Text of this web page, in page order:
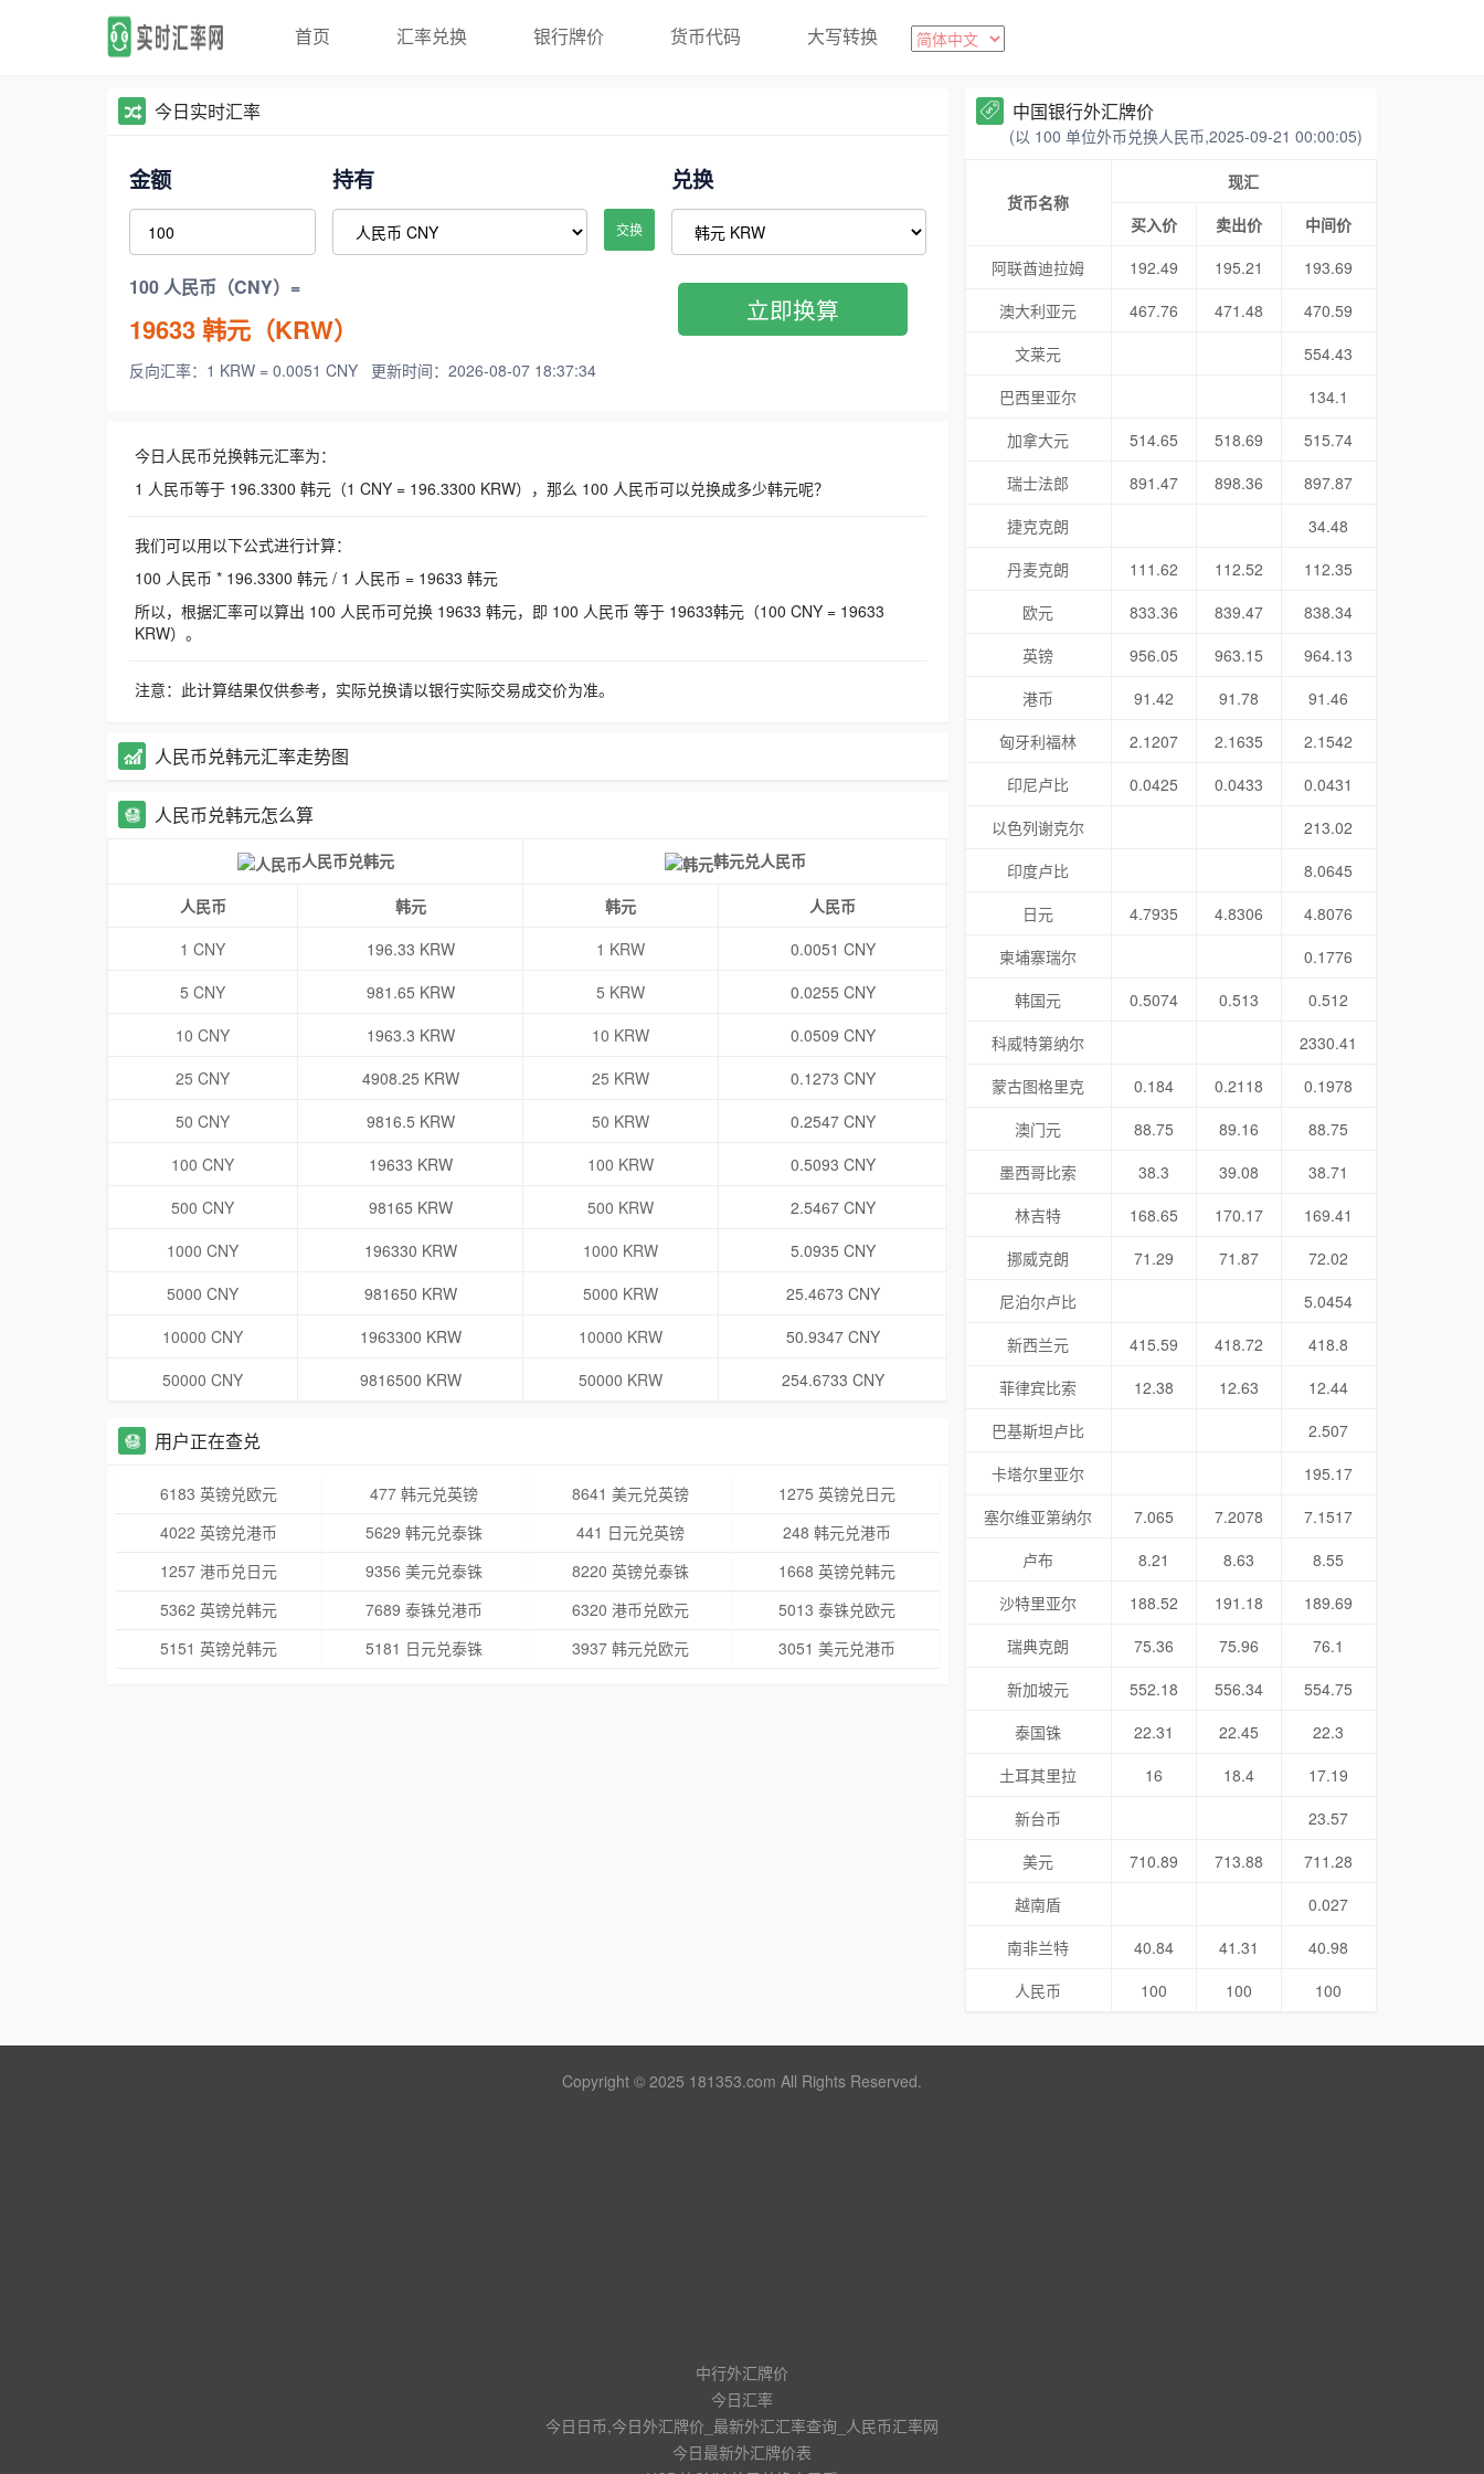
首页 汇率兑换 银行牌价 货币代码 大写转换
今日实时汇率
金额 持有
交换
兑换
100 人民币（CNY）=
19633韩元（KRW）
反向汇率：1 KRW = 0.0051 CNY 更新时间：2026-08-07 18:37:34
立即换算
今日人民币兑换韩元汇率为：
1 人民币等于 196.3300 韩元（1 CNY = 196.3300 KRW），那么 100 人民币可以兑换成多少韩元呢？
我们可以用以下公式进行计算：
100 人民币 * 196.3300 韩元 / 1 人民币 = 19633 韩元
所以，根据汇率可以算出 100 人民币可兑换 19633 韩元，即 100 人民币 等于 19633韩元（100 CNY = 19633
KRW）。
注意：此计算结果仅供参考，实际兑换请以银行实际交易成交价为准。
人民币兑韩元汇率走势图
人民币兑韩元怎么算
人民币兑韩元 韩元兑人民币
人民币 韩元 韩元
人民币
1 CNY
196.33 KRW 1 KRW
0.0051 CNY
5 CNY
981.65 KRW 5 KRW
0.0255 CNY
10 CNY
1963.3 KRW 10 KRW
0.0509 CNY
25 CNY
4908.25 KRW 25 KRW
0.1273 CNY
50 CNY
9816.5 KRW 50 KRW
0.2547 CNY
100 CNY
19633 KRW 100 KRW
0.5093 CNY
500 CNY
98165 KRW 500 KRW
2.5467 CNY
1000 CNY
196330 KRW 1000 KRW
5.0935 CNY
5000 CNY
981650 KRW 5000 KRW
25.4673 CNY
10000 CNY
1963300 KRW 10000 KRW
50.9347 CNY
50000 CNY
9816500 KRW 50000 KRW 254.6733 CNY
用户正在查兑
6183 英镑兑欧元 477 韩元兑英镑 8641 美元兑英镑
1275 英镑兑日元
4022 英镑兑港币
5629 韩元兑泰铢 441 日元兑英镑
248 韩元兑港币
1257 港币兑日元
9356 美元兑泰铢 8220 英镑兑泰铢
1668 英镑兑韩元
5362 英镑兑韩元
7689 泰铢兑港币 6320 港币兑欧元
5013 泰铢兑欧元
5151 英镑兑韩元
5181 日元兑泰铢 3937 韩元兑欧元 3051 美元兑港币
中国银行外汇牌价
(以 100 单位外币兑换人民币,2025-09-21 00:00:05)
货币名称
现汇
买入价
卖出价
中间价
阿联酋迪拉姆
192.49 195.21
193.69
澳大利亚元
467.76 471.48
470.59
文莱元
554.43
巴西里亚尔
134.1
加拿大元
514.65 518.69
515.74
瑞士法郎
891.47 898.36
897.87
捷克克朗
34.48
丹麦克朗
111.62 112.52
112.35
欧元
833.36 839.47
838.34
英镑
956.05 963.15
964.13
港币
91.42 91.78
91.46
匈牙利福林
2.1207 2.1635
2.1542
印尼卢比
0.0425 0.0433
0.0431
以色列谢克尔
213.02
印度卢比
8.0645
日元
4.7935 4.8306
4.8076
柬埔寨瑞尔
0.1776
韩国元
0.5074 0.513
0.512
科威特第纳尔
2330.41
蒙古图格里克
0.184 0.2118
0.1978
澳门元
88.75 89.16
88.75
墨西哥比索
38.3 39.08
38.71
林吉特
168.65 170.17
169.41
挪威克朗
71.29 71.87
72.02
尼泊尔卢比
5.0454
新西兰元
415.59 418.72
418.8
菲律宾比索
12.38 12.63
12.44
巴基斯坦卢比
2.507
卡塔尔里亚尔
195.17
塞尔维亚第纳尔
7.065 7.2078
7.1517
卢布
8.21 8.63
8.55
沙特里亚尔
188.52 191.18
189.69
瑞典克朗
75.36 75.96
76.1
新加坡元
552.18 556.34
554.75
泰国铢
22.31 22.45
22.3
土耳其里拉
16 18.4
17.19
新台币
23.57
美元
710.89 713.88
711.28
越南盾
0.027
南非兰特
40.84 41.31
40.98
人民币
100 100 100
Copyright © 2025 181353.com All Rights Reserved.
中行外汇牌价
今日汇率
今日日币,今日外汇牌价_最新外汇汇率查询_人民币汇率网
今日最新外汇牌价表